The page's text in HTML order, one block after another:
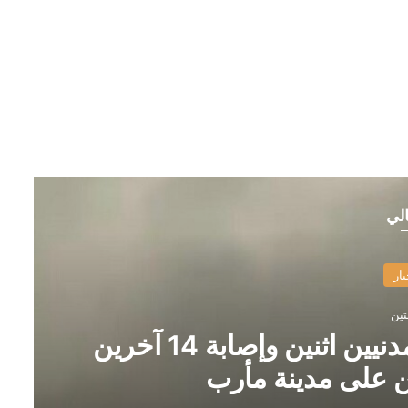
وزير الصحة اليمني يعلن مقتل مدنيين اثنين وإصابة 14 آخرين
على مدينة مأرب